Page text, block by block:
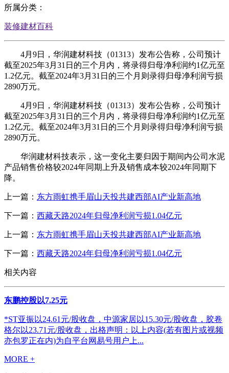
所属分类：
装修建材百科
4月9日，华润建材科技（01313）发布公告称，公司预计
截至2025年3月31日的三个月内，将录得归母净利润约1亿元至
1.2亿元。截至2024年3月31日的三个月则录得归母净利润亏损
2890万元。
4月9日，华润建材科技（01313）发布公告称，公司预计
截至2025年3月31日的三个月内，将录得归母净利润约1亿元至
1.2亿元。截至2024年3月31日的三个月则录得归母净利润亏损
2890万元。
华润建材科技表示，这一变化主要归因于期间内公司水泥
产品销售价格较2024年同期上升及销售成本较2024年同期下
降。
上一篇： 东方雨虹携手眉山天投共建西部AI产业新高地
下一篇： 西藏天路2024年归母净利润亏损1.04亿元
上一篇： 东方雨虹携手眉山天投共建西部AI产业新高地
下一篇： 西藏天路2024年归母净利润亏损1.04亿元
相关内容
东鹏控股以7.25元
*ST亚振以24.61元/股收盘，中源家居以15.30元/股收盘，胶卷
格尔以23.71元/股收盘，出格声明：以上内容(若有图片或视频
亦包罗正在内)为自平台网易号用户上...
MORE +